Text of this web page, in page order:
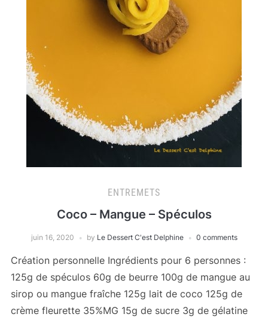
ENTREMETS
Coco – Mangue – Spéculos
juin 16, 2020 by Le Dessert C'est Delphine 0 comments
Création personnelle Ingrédients pour 6 personnes :
125g de spéculos 60g de beurre 100g de mangue au
sirop ou mangue fraîche 125g lait de coco 125g de
crème fleurette 35%MG 15g de sucre 3g de gélatine